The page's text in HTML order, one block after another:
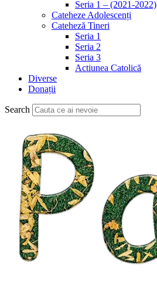
Seria 1 – (2021-2022)
Cateheze Adolescenți
Cateheză Tineri
Seria 1
Seria 2
Seria 3
Actiunea Catolică
Diverse
Donații
Search